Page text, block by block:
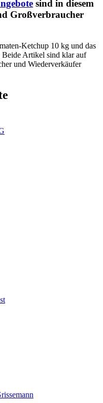
sind in diesem
Großverbraucher
Ketchup 10 kg und das
Artikel sind klar auf
und Wiederverkäufer